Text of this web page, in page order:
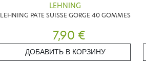
LEHNING
LEHNING PATE SUISSE GORGE 40 GOMMES
7,90 €
ДОБАВИТЬ В КОРЗИНУ